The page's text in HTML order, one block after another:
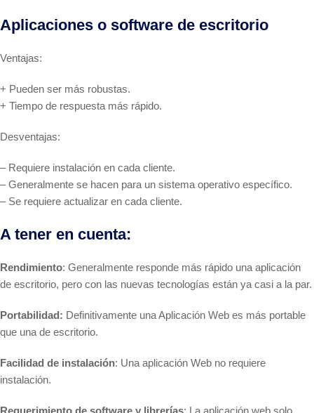
Aplicaciones o software de escritorio
Ventajas:
+ Pueden ser más robustas.
+ Tiempo de respuesta más rápido.
Desventajas:
– Requiere instalación en cada cliente.
– Generalmente se hacen para un sistema operativo específico.
– Se requiere actualizar en cada cliente.
A tener en cuenta:
Rendimiento: Generalmente responde más rápido una aplicación
de escritorio, pero con las nuevas tecnologías están ya casi a la par.
Portabilidad: Definitivamente una Aplicación Web es más portable
que una de escritorio.
Facilidad de instalación: Una aplicación Web no requiere
instalación.
Requerimiento de software y librerías: La aplicación web solo